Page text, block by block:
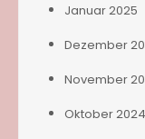
Januar 2025
Dezember
November
Oktober 2024